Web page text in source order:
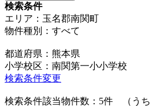
検索条件
エリア：玉名郡南関町
物件種別：すべて
都道府県：熊本県
小学校区：南関第一小小学校
検索条件変更
検索条件該当物件数： 5件 （うち